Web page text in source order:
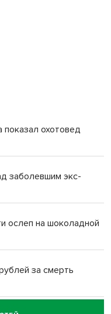
показал охотовед
заболевшим экс-
ослеп на шоколадной
за смерть